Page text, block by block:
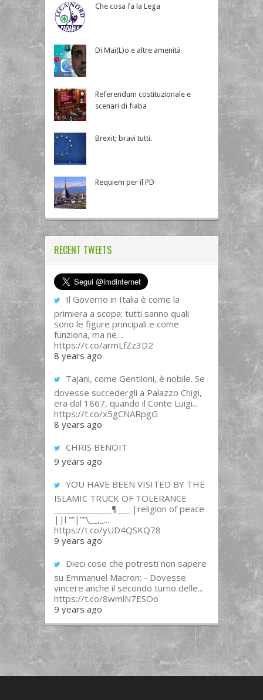
Che cosa fa la Lega
Di Mai(L)o e altre amenità
Referendum costituzionale e
scenari di fiaba
Brexit; bravi tutti.
Requiem per il PD
RECENT TWEETS
Il Governo in Italia è come la
primiera a scopa: tutti sanno quali
sono le figure principali e come
funziona, ma ne…
https://t.co/armLfZz3D2
8 years ago
Tajani, come Gentiloni, è nobile. Se
dovesse succedergli a Palazzo Chigi,
era dal 1867, quando il Conte Luigi...
https://t.co/x5gCNARpgG
8 years ago
CHRIS BENOIT
9 years ago
YOU HAVE BEEN VISITED BY THE
ISLAMIC TRUCK OF TOLERANCE
______________¶___ |religion of peace
||l “”|””\__,_...
https://t.co/yUD4QSKQ78
9 years ago
Dieci cose che potresti non sapere
su Emmanuel Macron: - Dovesse
vincere anche il secondo turno delle...
https://t.co/8wmlN7ESOo
9 years ago